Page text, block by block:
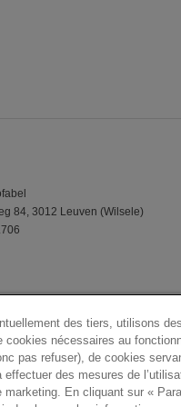
84, 3012 Leuven (Wilsele)
des tiers, utilisons
cookies nécessaires au
pas refuser), de cookies
des mesures de
marketing. En cliquant sur «